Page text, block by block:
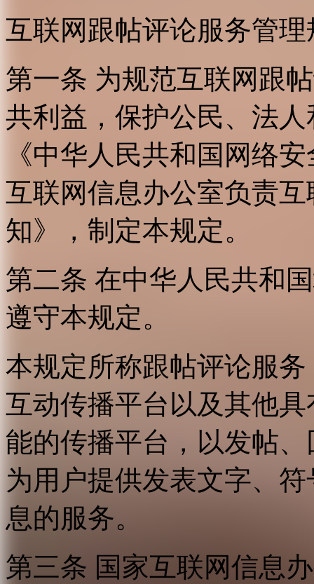
互联网跟帖评论服务管理
第一条 为规范互联网跟
共利益，保护公民、法
《中华人民共和国网络
互联网信息办公室负责
知》，制定本规定。
第二条 在中华人民共和
遵守本规定。
本规定所称跟帖评论服
互动传播平台以及其他
能的传播平台，以发帖
为用户提供发表文字、
息的服务。
第三条 国家互联网信息